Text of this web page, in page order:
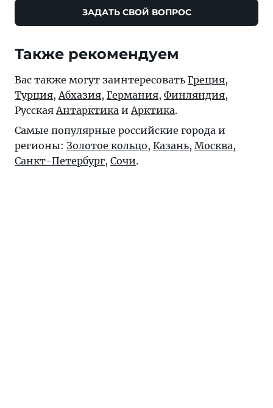
ЗАДАТЬ СВОЙ ВОПРОС
Также рекомендуем
Вас также могут заинтересовать Греция,
Турция, Абхазия, Германия, Финляндия,
Русская Антарктика и Арктика.
Самые популярные российские города и
регионы: Золотое кольцо, Казань, Москва,
Санкт-Петербург, Сочи.